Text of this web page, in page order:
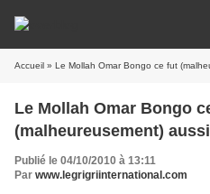
Accueil » Le Mollah Omar Bongo ce fut
Le Mollah Omar Bongo
(malheureusement)
Publié le 04/10/2010 à 13:11
Par www.legrigriinternational.com